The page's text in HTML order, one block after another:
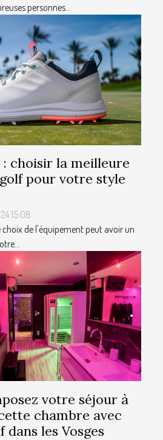
personnes...
choisir la meilleure
pour votre style
15:08
choix de l'équipement peut avoir un
votre séjour à
chambre avec
les Vosges